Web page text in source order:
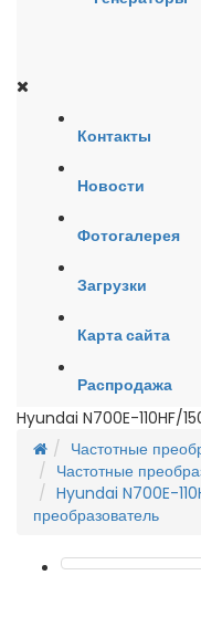
Контакты
Новости
Фотогалерея
Загрузки
Карта сайта
Распродажа
Hyundai N700E-110HF/
Частотные
Частотные
Hyundai N700E-
преобразователь